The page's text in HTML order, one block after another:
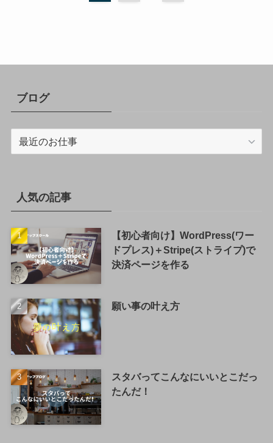
ブログ
人気の記事
【初心者向け】WordPress(ワー
ドプレス)＋Stripe(ストライプ)で
決済ページを作る
願い事の叶え方
スタバってこんなにいいとこだっ
たんだ！